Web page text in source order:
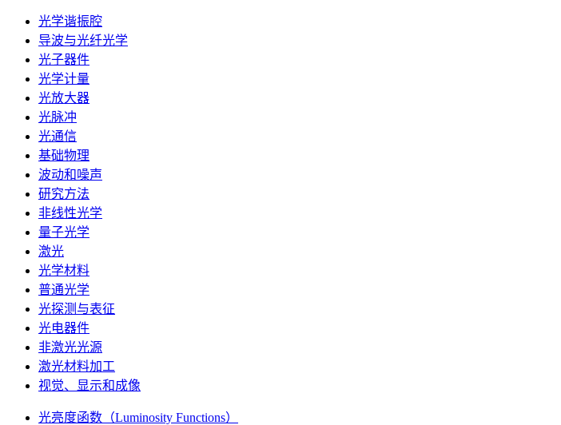
光学谐振腔
导波与光纤光学
光子器件
光学计量
光放大器
光脉冲
光通信
基础物理
波动和噪声
研究方法
非线性光学
量子光学
激光
光学材料
普通光学
光探测与表征
光电器件
非激光光源
激光材料加工
视觉、显示和成像
光亮度函数（Luminosity Functions）